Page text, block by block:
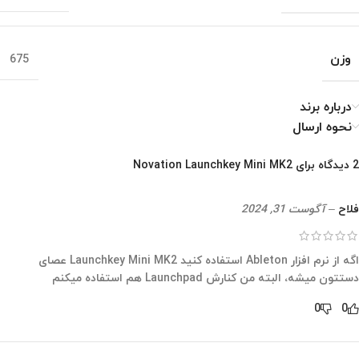
وزن 675
درباره برند
نحوه ارسال
2 دیدگاه برای Novation Launchkey Mini MK2
فلاح – آگوست 31, 2024
اگه از نرم افزار Ableton استفاده کنید Launchkey Mini MK2 عصای
دستتون میشه، البته من کنارش Launchpad هم استفاده میکنم
0
0